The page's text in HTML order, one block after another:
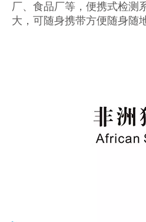
厂、食品厂等，便携式检测
大，可随身携带方便随身随